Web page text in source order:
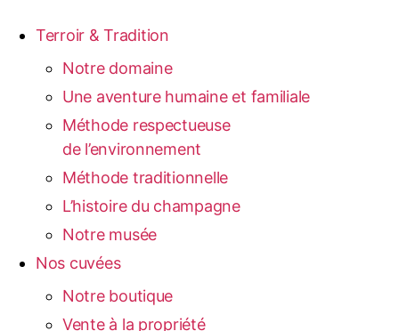
Terroir & Tradition
Notre domaine
Une aventure humaine et familiale
Méthode respectueuse
de l’environnement
Méthode traditionnelle
L’histoire du champagne
Notre musée
Nos cuvées
Notre boutique
Vente à la propriété